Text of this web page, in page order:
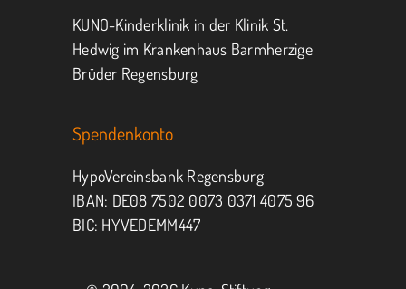
KUNO-Kinderklinik in der Klinik St.
Hedwig im Krankenhaus Barmherzige
Brüder Regensburg
Spendenkonto
HypoVereinsbank Regensburg
IBAN: DE08 7502 0073 0371 4075 96
BIC: HYVEDEMM447